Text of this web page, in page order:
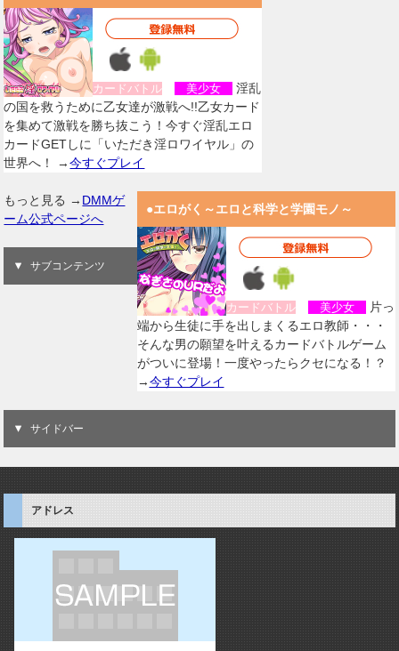
カードバトル 美少女
淫乱
の国を救うために乙女達が激戦へ!!乙女カード
を集めて激戦を勝ち抜こう！今すぐ淫乱エロ
カードGETしに「いただき淫ロワイヤル」の
世界へ！ →今すぐプレイ
●エロがく～エロと科学と学園モノ～
カードバトル 美少女
片っ
端から生徒に手を出しまくるエロ教師・・・
そんな男の願望を叶えるカードバトルゲーム
がついに登場！一度やったらクセになる！？
→今すぐプレイ
もっと見る → DMMゲ
ーム公式ページへ
サブコンテンツ
サイドバー
アドレス